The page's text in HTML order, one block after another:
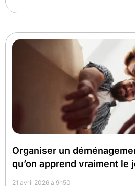
Organiser un
qu’on apprend vraiment le
21 avril 2026 à 9h50